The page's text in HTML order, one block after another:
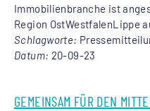
Immobilienbranche ist
Region OstWestfalenLippe
Schlagworte:
Datum: 20-09-23
GEMEINSAM FÜR DEN